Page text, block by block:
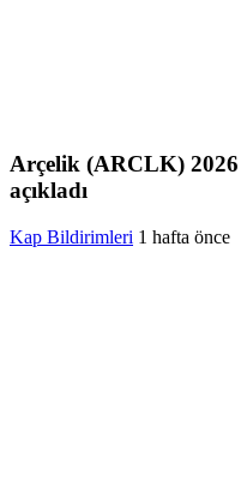
Arçelik (ARCLK) 2026
açıkladı
Kap Bildirimleri 1 hafta önce